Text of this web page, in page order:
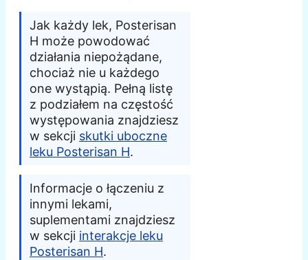
Jak każdy lek, Posterisan
H może powodować
działania niepożądane,
chociaż nie u każdego
one wystąpią. Pełną listę
z podziałem na częstość
występowania znajdziesz
w sekcji skutki uboczne
leku Posterisan H.
Informacje o łączeniu z
innymi lekami,
suplementami znajdziesz
w sekcji interakcje leku
Posterisan H.